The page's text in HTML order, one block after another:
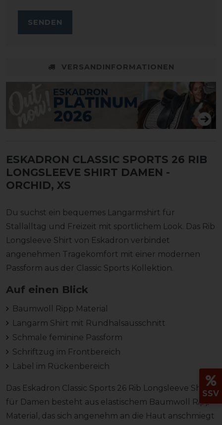
SENDEN
VERSANDINFORMATIONEN
ESKADRON CLASSIC SPORTS 26 RIB
LONGSLEEVE SHIRT DAMEN -
ORCHID, XS
Du suchst ein bequemes Langarmshirt für
Stallalltag und Freizeit mit sportlichem Look. Das Rib
Longsleeve Shirt von Eskadron verbindet
angenehmen Tragekomfort mit einer modernen
Passform aus der Classic Sports Kollektion.
Auf einen Blick
Baumwoll Ripp Material
Langarm Shirt mit Rundhalsausschnitt
Schmale feminine Passform
Schriftzug im Frontbereich
Label im Rückenbereich
Das Eskadron Classic Sports 26 Rib Longsleeve Shirt
für Damen besteht aus elastischem Baumwoll Ripp
Material, das sich angenehm an die Haut anschmiegt
SSV